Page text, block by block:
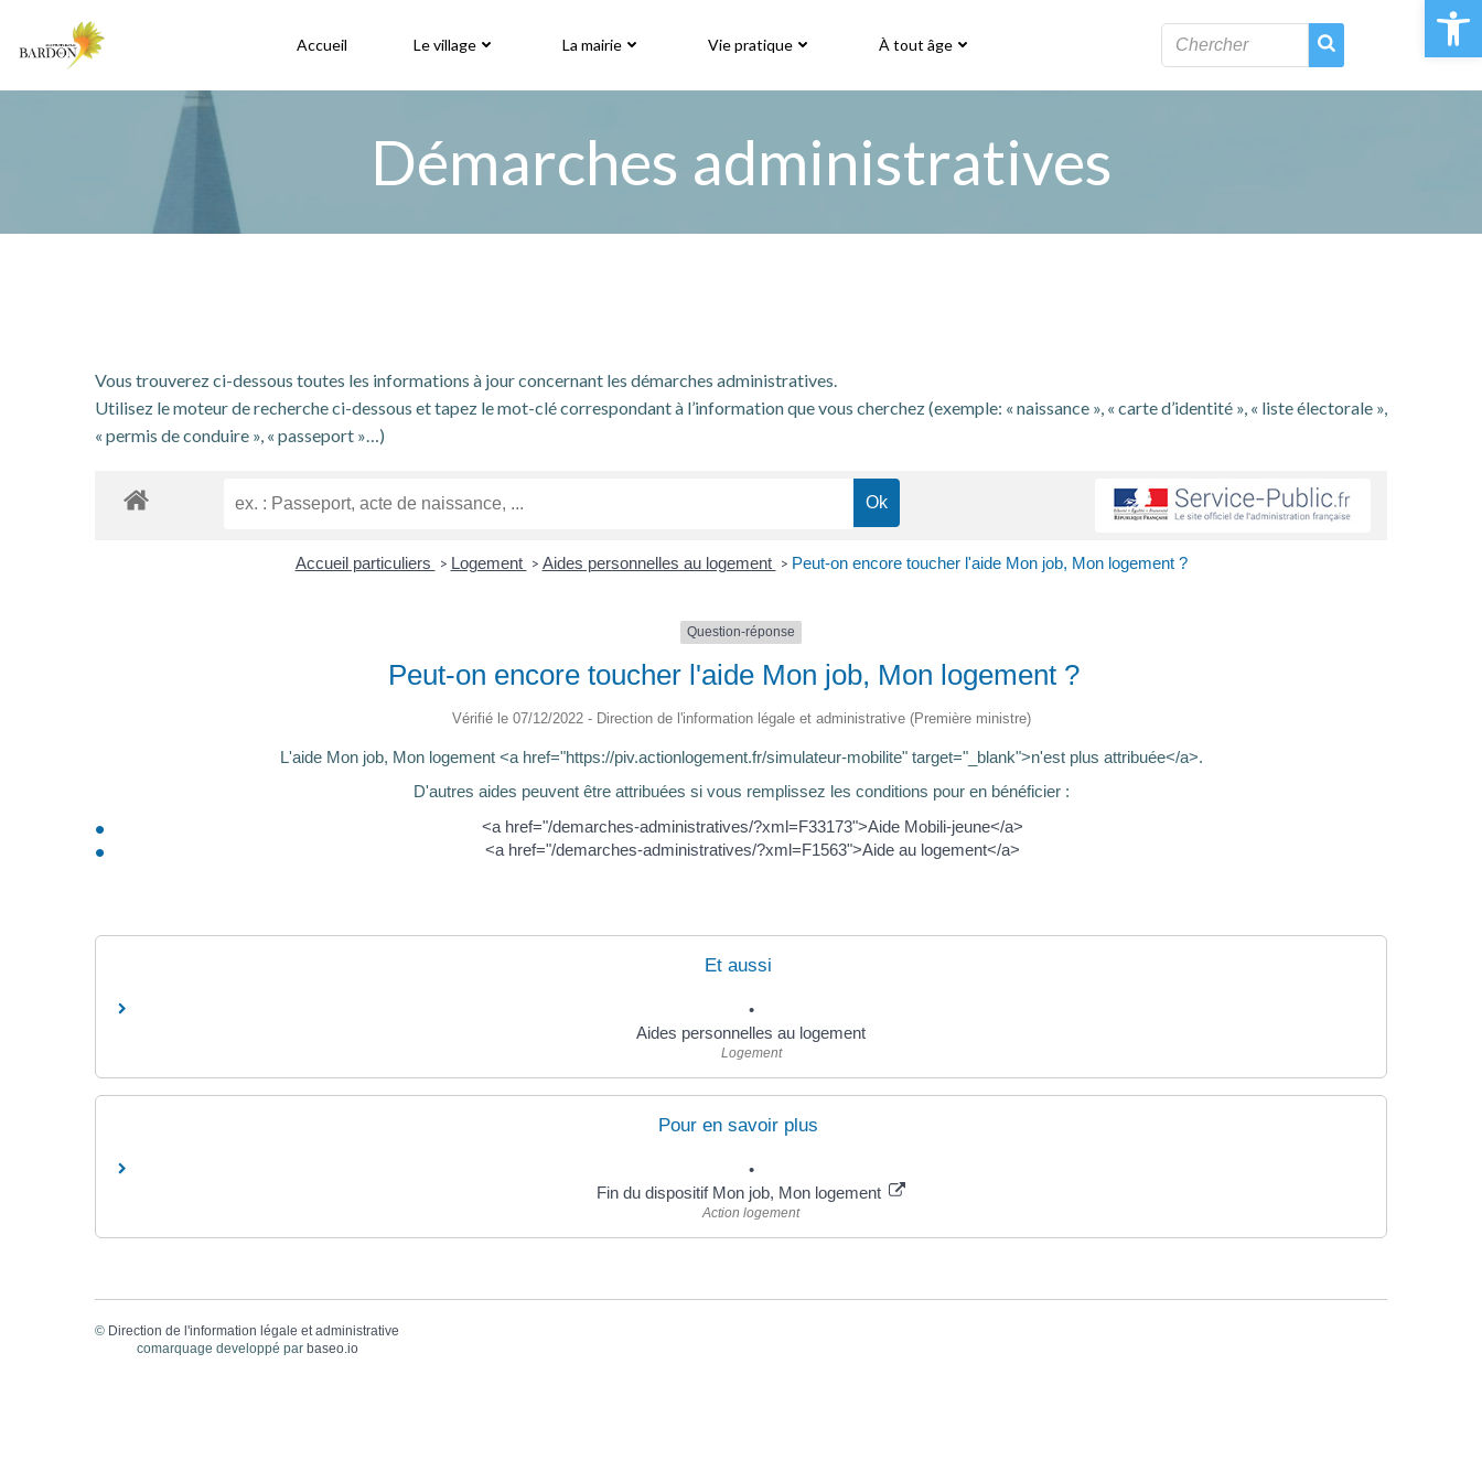
Ouvrir
contenu
Accueil Le village La mairie Vie pratique À tout âge
Démarches administratives
Vous trouverez ci-dessous toutes les informations à jour concernant les démarches administratives.
Utilisez le moteur de recherche ci-dessous et tapez le mot-clé correspondant à l’information que vous cherchez (exemple: « naissance », « carte d’identité », « liste électorale »,
« permis de conduire », « passeport »…)
Accueil particuliers > Logement > Aides personnelles au logement > Peut-on encore toucher l'aide Mon job, Mon logement ?
Question-réponse
Peut-on encore toucher l'aide Mon job, Mon logement ?
Vérifié le 07/12/2022 - Direction de l'information légale et administrative (Première ministre)
L'aide Mon job, Mon logement <a href="https://piv.actionlogement.fr/simulateur-mobilite" target="_blank">n'est plus attribuée</a>.
D'autres aides peuvent être attribuées si vous remplissez les conditions pour en bénéficier :
<a href="/demarches-administratives/?xml=F33173">Aide Mobili-jeune</a>
<a href="/demarches-administratives/?xml=F1563">Aide au logement</a>
Et aussi
Aides personnelles au logement
Logement
Pour en savoir plus
Fin du dispositif Mon job, Mon logement
Action logement
© Direction de l'information légale et administrative
comarquage developpé par baseo.io